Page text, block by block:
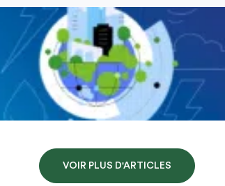
VOIR PLUS D'ARTICLES